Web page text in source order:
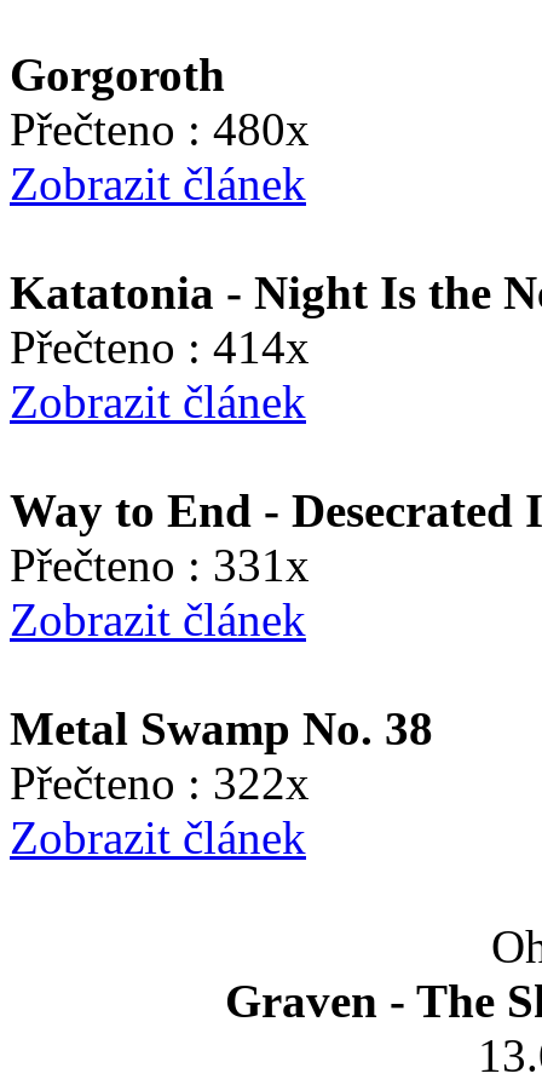
Gorgoroth
Přečteno : 480x
Zobrazit článek
Katatonia - Night Is the
Přečteno : 414x
Zobrazit článek
Way to End -
Přečteno : 331x
Zobrazit článek
Metal Swamp No. 38
Přečteno : 322x
Zobrazit článek
Graven - The